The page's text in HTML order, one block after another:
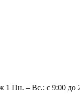
1 Пн. – Вс.: с 9:00 до